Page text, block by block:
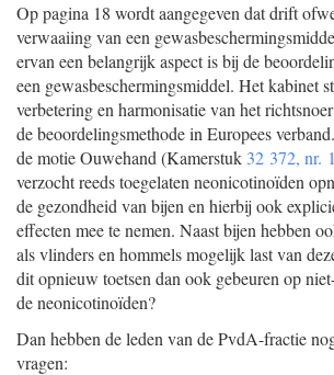
Op pagina 18 wordt aangegeven dat drift
verwaaiing van een
ervan een belangrijk aspect is bij de
een gewasbeschermingsmiddel. Het kabinet
verbetering en harmonisatie van het
de beoordelingsmethode in Europees
de motie Ouwehand (Kamerstuk 32 372, nr.
verzocht reeds toegelaten neonicotinoïden
de gezondheid van bijen en hierbij ook
effecten mee te nemen. Naast bijen hebben
als vlinders en hommels mogelijk last van
dit opnieuw toetsen dan ook gebeuren op
de neonicotinoïden?
Dan hebben de leden van de PvdA-fractie
vragen: